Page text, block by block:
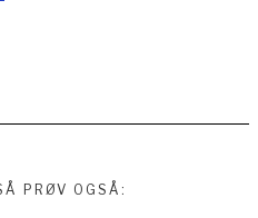
PRØV OGSÅ: